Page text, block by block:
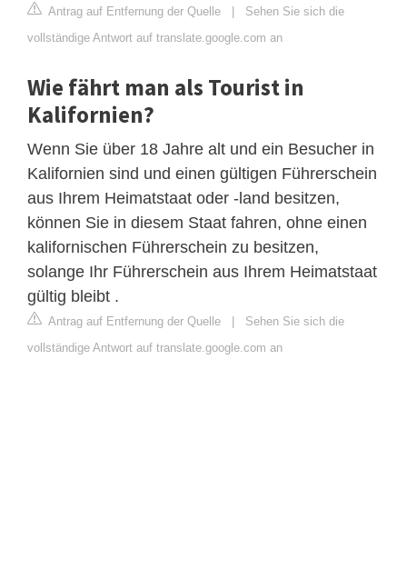
Antrag auf Entfernung der Quelle | Sehen Sie sich die
vollständige Antwort auf translate.google.com an
Wie fährt man als Tourist in
Kalifornien?
Wenn Sie über 18 Jahre alt und ein Besucher in
Kalifornien sind und einen gültigen Führerschein
aus Ihrem Heimatstaat oder -land besitzen,
können Sie in diesem Staat fahren, ohne einen
kalifornischen Führerschein zu besitzen,
solange Ihr Führerschein aus Ihrem Heimatstaat
gültig bleibt .
Antrag auf Entfernung der Quelle | Sehen Sie sich die
vollständige Antwort auf translate.google.com an